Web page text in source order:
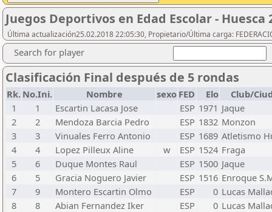
Juegos Deportivos en Edad Escolar -
Última actualización25.02.2018 22:05:30, Propietario/Última carga:
Search for player
Clasificación Final después de 5 rondas
Rk. No.Ini. Nombre sexo FED Elo
Club/
1
1 Escartin Lacasa Jose ESP 1971 Jaque
2
2 Mendoza Barcia Pedro ESP 1832 Monzon
3
3 Vinuales Ferro Antonio ESP 1689 Atletismo
4
4 Lopez Pilleux Aline w ESP 1524 Fraga
5
6 Duque Montes Raul ESP 1500 Jaque
6
5 Gracia Noguero Javier ESP 1516 Enroque
7
9 Montero Escartin Olmo ESP 0 Lucas
8
8 Abian Fernandez Iker ESP 0 Lucas